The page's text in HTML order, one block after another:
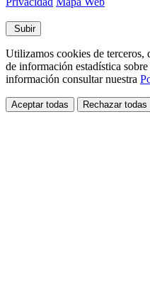
Subir
Utilizamos cookies de terceros,
de información estadística
información consultar nuestra
Aceptar todas Rechazar todas